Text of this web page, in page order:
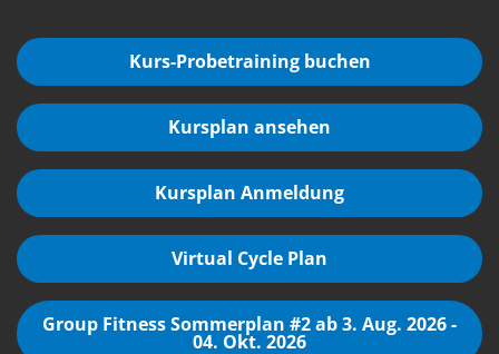
Kurs-Probetraining buchen
Kursplan ansehen
Kursplan Anmeldung
Virtual Cycle Plan
Group Fitness Sommerplan #2 ab 3. Aug. 2026 -
04. Okt. 2026